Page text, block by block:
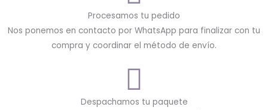
Procesamos tu pedido
Nos ponemos en contacto por WhatsApp para finalizar con tu
compra y coordinar el método de envío.
Despachamos tu paquete